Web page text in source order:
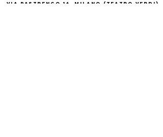
Via Pastrengo 16, Milano (Teatro Verdi)